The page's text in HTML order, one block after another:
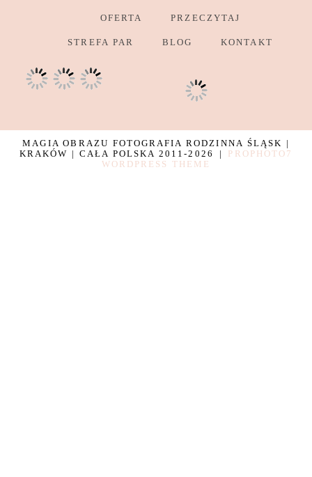
OFERTA PRZECZYTAJ
STREFA PAR BLOG KONTAKT
MAGIA OBRAZU FOTOGRAFIA RODZINNA ŚLĄSK |
KRAKÓW | CAŁA POLSKA 2011-2026
|
PROPHOTO7
WORDPRESS THEME